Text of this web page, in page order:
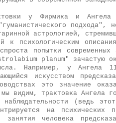
у Фирмика и Ангела
подхода",
астрологией,
к психологическим
попытки
planum" зачастую
Например, у Ангела
искусством
это значение
видим, трактовка Ангела
наблюдательности (ведь
на психических
занятия человека